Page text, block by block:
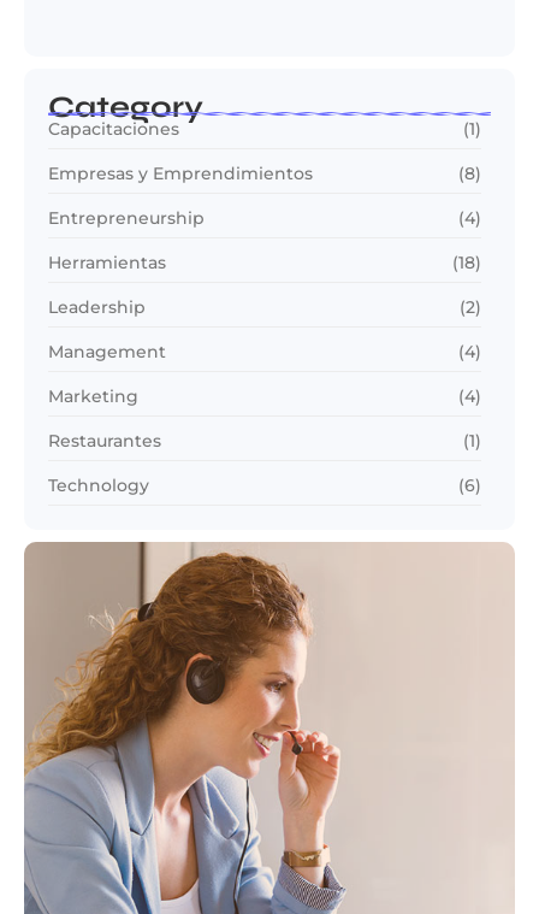
Category
Capacitaciones (1)
Empresas y Emprendimientos (8)
Entrepreneurship (4)
Herramientas (18)
Leadership (2)
Management (4)
Marketing (4)
Restaurantes (1)
Technology (6)